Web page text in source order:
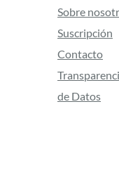
Sobre
Suscripción
Contacto
de Datos